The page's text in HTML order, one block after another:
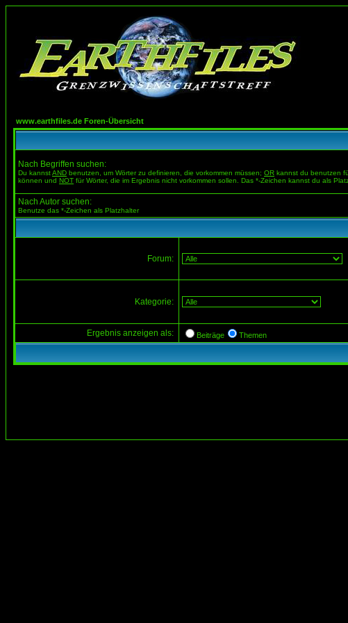
www.earthfiles.de Foren-Übersicht
Nach Begriffen suchen:
Du kannstAND benutzen, um Wörter zu definieren, die vorkommen müssen; OR kannst du benutzen
können und NOT für Wörter, die im Ergebnis nicht vorkommen sollen. Das *-Zeichen kannst du als
Nach Autor suchen:
Benutze das *-Zeichen als Platzhalter
Forum:
Kategorie:
Ergebnis anzeigen als: Beiträge Themen